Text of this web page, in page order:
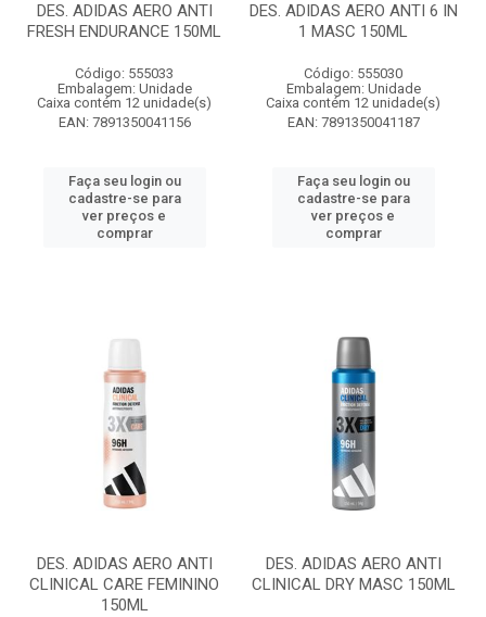
DES. ADIDAS AERO ANTI
FRESH ENDURANCE 150ML
Código: 555033
Embalagem: Unidade
Caixa contém 12 unidade(s)
EAN: 7891350041156
Faça seu login ou
cadastre-se para
ver preços e
comprar
DES. ADIDAS AERO ANTI 6 IN
1 MASC 150ML
Código: 555030
Embalagem: Unidade
Caixa contém 12 unidade(s)
EAN: 7891350041187
Faça seu login ou
cadastre-se para
ver preços e
comprar
DES. ADIDAS AERO ANTI
CLINICAL CARE FEMININO
150ML
DES. ADIDAS AERO ANTI
CLINICAL DRY MASC 150ML